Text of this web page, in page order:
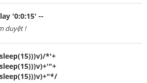
'0:0:15' --
duyệt !
*'+